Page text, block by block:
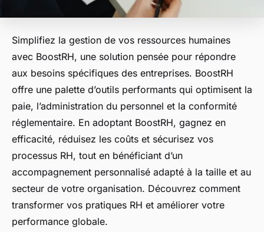
Simplifiez la gestion de vos ressources humaines
avec BoostRH, une solution pensée pour répondre
aux besoins spécifiques des entreprises. BoostRH
offre une palette d’outils performants qui optimisent la
paie, l’administration du personnel et la conformité
réglementaire. En adoptant BoostRH, gagnez en
efficacité, réduisez les coûts et sécurisez vos
processus RH, tout en bénéficiant d’un
accompagnement personnalisé adapté à la taille et au
secteur de votre organisation. Découvrez comment
transformer vos pratiques RH et améliorer votre
performance globale.